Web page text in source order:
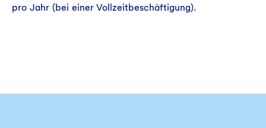
pro Jahr (bei einer Vollzeitbeschäftigung).